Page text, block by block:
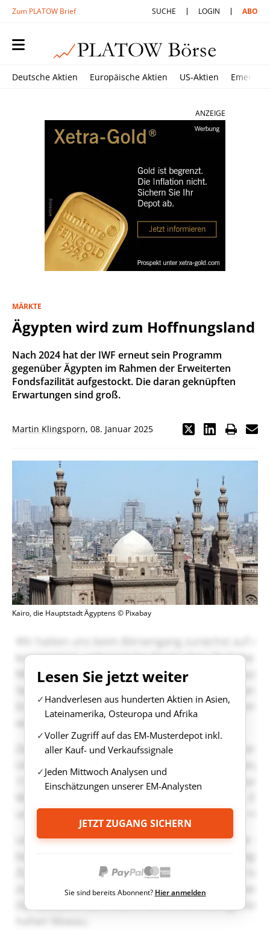
Zum PLATOW Brief SUCHE LOGIN ABO
Deutsche Aktien Europäische Aktien US-Aktien
ANZEIGE
MÄRKTE
Ägypten wird zum Hoffnungsland
Nach 2024 hat der IWF erneut sein Programm
gegenüber Ägypten im Rahmen der Erweiterten
Fondsfazilität aufgestockt. Die daran geknüpften
Erwartungen sind groß.
Martin Klingsporn, 08. Januar 2025
Kairo, die Hauptstadt Ägyptens © Pixabay
Lesen Sie jetzt weiter
Handverlesen aus hunderten Aktien in Asien,
Lateinamerika, Osteuropa und Afrika
Voller Zugriff auf das EM-Musterdepot inkl.
aller Kauf- und Verkaufssignale
Jeden Mittwoch Analysen und
Einschätzungen unserer EM-Analysten
JETZT ZUGANG SICHERN
Sie sind bereits Abonnent? Hier anmelden